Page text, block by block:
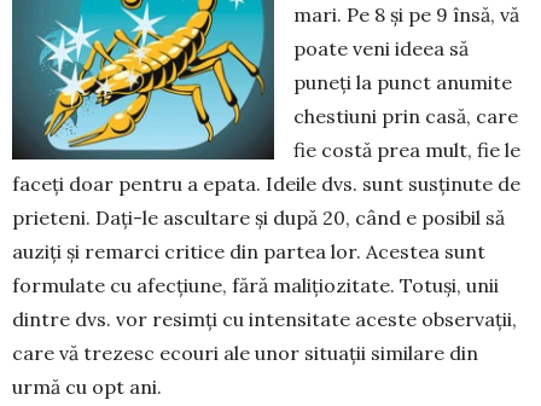
mari. Pe 8 și pe 9 însă, vă
poate veni ideea să
puneți la punct anumite
chestiuni prin casă, care
fie costă prea mult, fie le
faceți doar pentru a epata. Ideile dvs. sunt susținute de
prieteni. Dați-le ascultare și după 20, când e posibil să
auziți și remarci critice din partea lor. Acestea sunt
formulate cu afecțiune, fără malițiozitate. Totuși, unii
din­tre dvs. vor resimți cu intensitate aceste observații,
care vă trezesc ecouri ale unor situații similare din
urmă cu opt ani.